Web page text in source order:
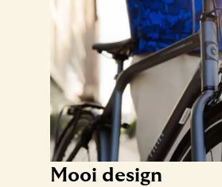
Mooi design